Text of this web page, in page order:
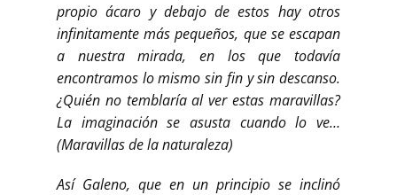
propio ácaro y debajo de estos hay otros
infinitamente más pequeños, que se escapan
a nuestra mirada, en los que todavía
encontramos lo mismo sin fin y sin descanso.
¿Quién no temblaría al ver estas maravillas?
La imaginación se asusta cuando lo ve…
(Maravillas de la naturaleza)
Así Galeno, que en un principio se inclinó